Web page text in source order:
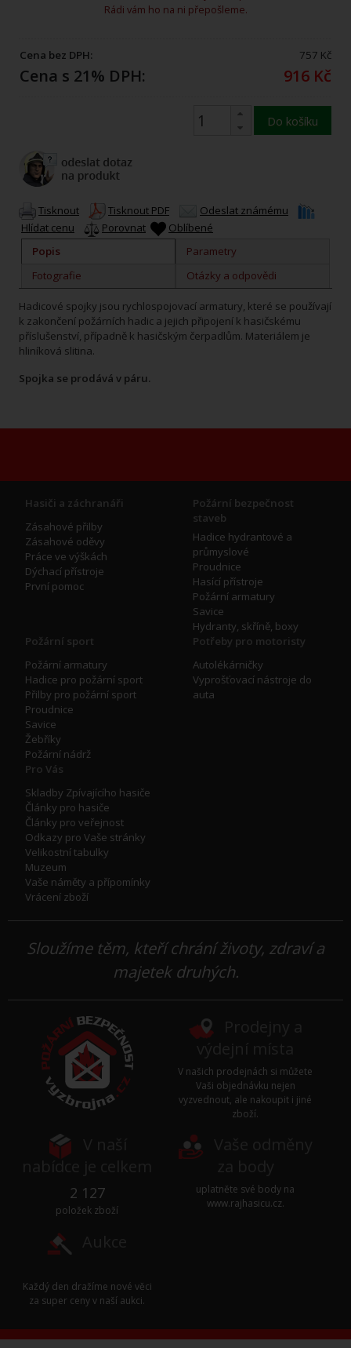
Rádi vám ho na ni přepošleme.
Cena bez DPH: 757 Kč
Cena s 21% DPH: 916 Kč
Do košíku
Tisknout Tisknout PDF
Odeslat známému
Hlídat cenu
Porovnat
Oblíbené
Popis
Parametry
Fotografie
Otázky a odpovědi
Hadicové spojky jsou rychlospojovací armatury, které se používají
k zakončení požárních hadic a jejich připojení k hasičskému
příslušenství, případně k hasičským čerpadlům. Materiálem je
hliníková slitina.
Spojka se prodává v páru.
Hasiči a záchranáři
Zásahové přilby
Zásahové oděvy
Práce ve výškách
Dýchací přístroje
První pomoc
Požární bezpečnost
staveb
Hadice hydrantové a
průmyslové
Proudnice
Hasící přístroje
Požární armatury
Savice
Hydranty, skříně, boxy
Požární sport
Požární armatury
Hadice pro požární sport
Přilby pro požární sport
Proudnice
Savice
Žebříky
Požární nádrž
Potřeby pro motoristy
Autolékárničky
Vyprošťovací nástroje do
auta
Pro Vás
Skladby Zpívajícího hasiče
Články pro hasiče
Články pro veřejnost
Odkazy pro Vaše stránky
Velikostní tabulky
Muzeum
Vaše náměty a přípomínky
Vrácení zboží
Sloužíme těm, kteří chrání životy, zdraví a
majetek druhých.
V našich prodejnách si můžete
Vaši objednávku nejen
vyzvednout, ale nakoupit i jiné
zboží.
2 127
položek zboží
uplatněte své body na
www.rajhasicu.cz.
Každý den dražíme nové věci
za super ceny v naší aukci.